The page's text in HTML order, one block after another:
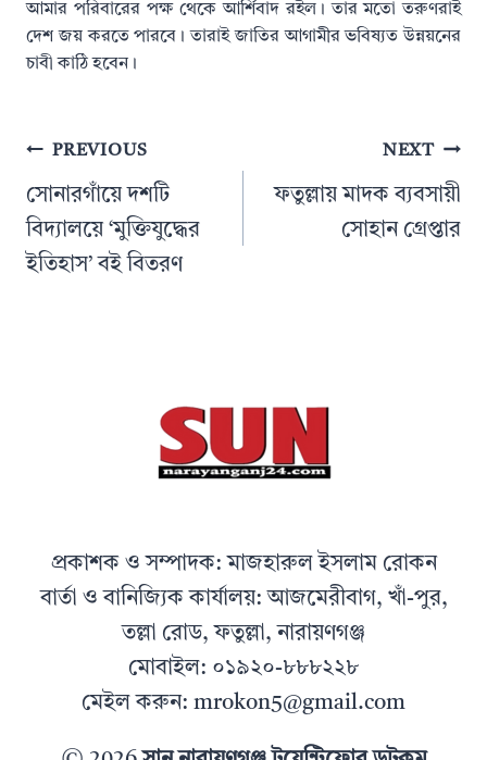
আমার পরিবারের পক্ষ থেকে আর্শিবাদ রইল। তার মতো তরুণরাই
দেশ জয় করতে পারবে। তারাই জাতির আগামীর ভবিষ্যত উন্নয়নের
চাবী কাঠি হবেন।
PostPREVIOUS
সোনারগাঁয়ে দশটি
বিদ্যালয়ে ‘মুক্তিযুদ্ধের
ইতিহাস’ বই বিতরণ
NEXT
ফতুল্লায় মাদক ব্যবসায়ী
সোহান গ্রেপ্তার
প্রকাশক ও সম্পাদক: মাজহারুল ইসলাম রোকন
বার্তা ও বানিজ্যিক কার্যালয়: আজমেরীবাগ, খাঁ-পুর,
তল্লা রোড, ফতুল্লা, নারায়ণগঞ্জ
মোবাইল: ০১৯২০-৮৮৮২২৮
মেইল করুন: mrokon5@gmail.com